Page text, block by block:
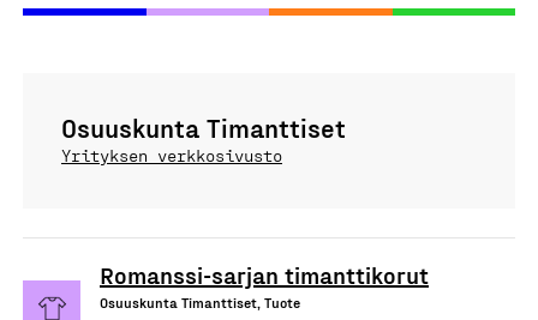
Osuuskunta Timanttiset
Yrityksen verkkosivusto
Romanssi-sarjan timanttikorut
Osuuskunta Timanttiset, Tuote